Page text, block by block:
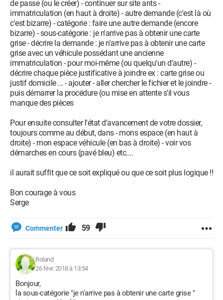
de passe (ou le créer) - continuer sur site ants -
immatriculation (en haut à droite) - autre demande (c'est là où
c'est bizarre) - catégorie : faire une autre demande (encore
bizarre) - sous-catégorie : je n'arrive pas à obtenir une carte
grise - décrire la demande : je n'arrive pas à obtenir une carte
grise avec un véhicule possédant une ancienne
immatriculation - pour moi-même (ou quelqu'un d'autre) -
décrire chaque pièce justificative à joindre ex : carte grise ou
justif domicile ... - ajouter - aller chercher le fichier et le joindre -
puis démarrer la procédure (ou mise en attente s'il vous
manque des pièces
Pour ensuite consulter l'état d'avancement de votre dossier,
toujours comme au début, dans - mons espace (en haut à
droite) - mon espace véhicule (en bas à droite) - voir vos
démarches en cours (pavé bleu) etc....
il aurait suffit que ce soit expliqué ou que ce soit plus logique !!
Bon courage à vous
Serge
Commenter 59
Roland
26 févr. 2018 à 13:54
Bonjour,
la sous-catégorie "je n'arrive pas à obtenir une carte grise "